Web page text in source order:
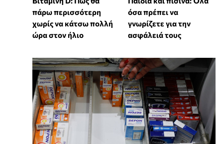
πάρω περισσότερη
χωρίς να κάτσω πολλή
ώρα στον ήλιο
όσα πρέπει να
γνωρίζετε για την
ασφάλειά τους